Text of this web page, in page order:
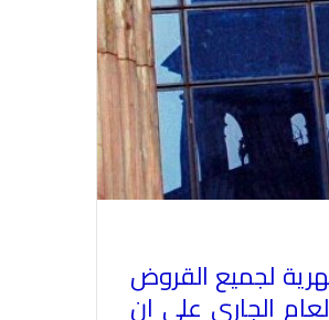
لجميع القروض
الجارى على ان